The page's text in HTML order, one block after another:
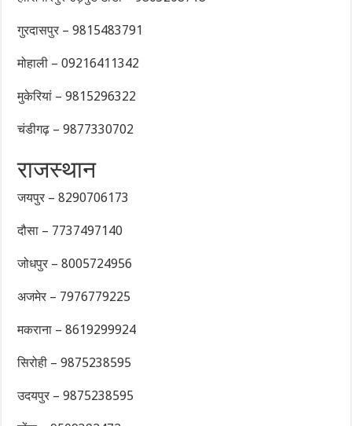
गुरदासपुर – 9815483791
मोहाली – 09216411342
मुकेरियां – 9815296322
चंडीगढ़ – 9877330702
राजस्थान
जयपुर – 8290706173
दौसा – 7737497140
जोधपुर – 8005724956
अजमेर – 7976779225
मकराना – 8619299924
सिरोही – 9875238595
उदयपुर – 9875238595